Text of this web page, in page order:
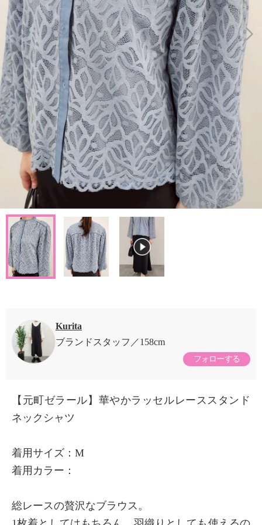
Kurita
ブランドスタッフ
158cm
フォローする
【元町ゼラール】華やかラッセルレーススタンド
ネックシャツ
着用サイズ：M
着用カラー：
総レースの贅沢なブラウス。